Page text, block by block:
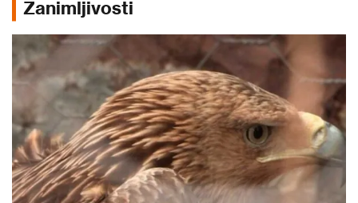
Zanimljivosti